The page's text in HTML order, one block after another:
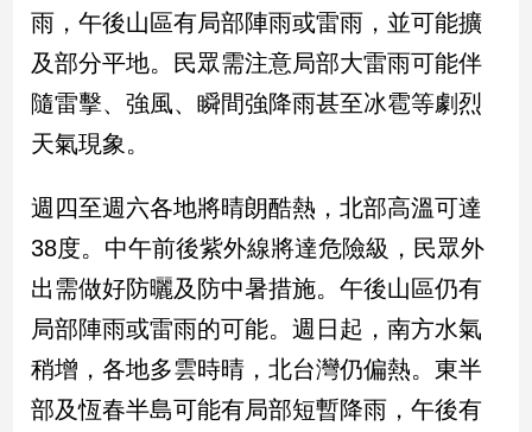
專
區
南
台
觀
點
南
台
灣
觀
點
雨，午後山區有局部陣雨或雷雨，並可能擴
及部分平地。民眾需注意局部大雷雨可能伴
隨雷擊、強風、瞬間強降雨甚至冰雹等劇烈
天氣現象。
週四至週六各地將晴朗酷熱，北部高溫可達
38度。中午前後紫外線將達危險級，民眾外
出需做好防曬及防中暑措施。午後山區仍有
局部陣雨或雷雨的可能。週日起，南方水氣
稍增，各地多雲時晴，北台灣仍偏熱。東半
部及恆春半島可能有局部短暫降雨，午後有